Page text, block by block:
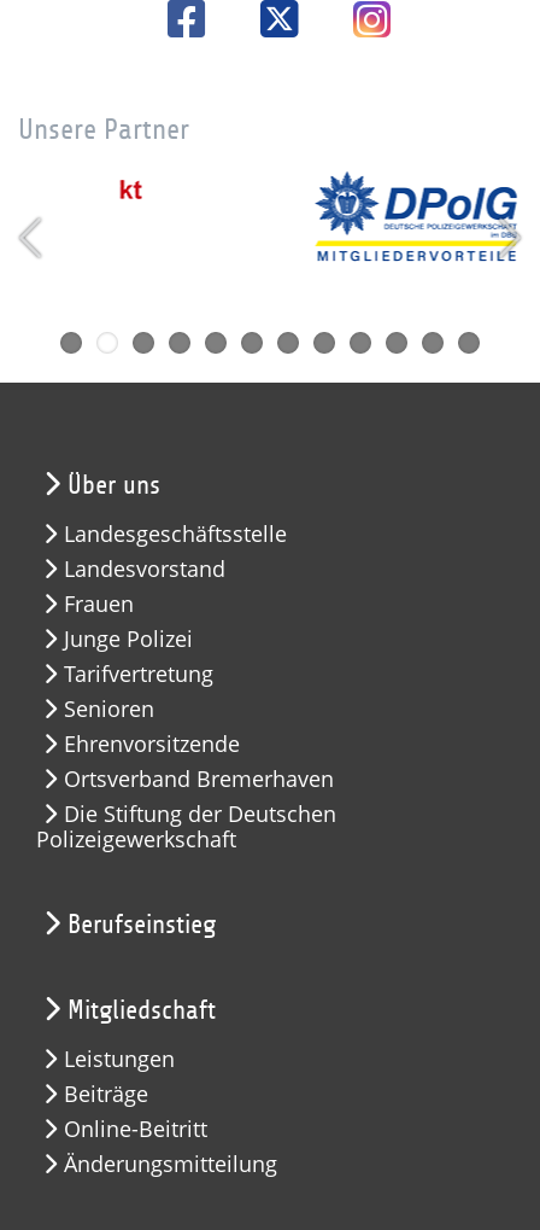
Unsere Partner
Über uns
Landesgeschäftsstelle
Landesvorstand
Frauen
Junge Polizei
Tarifvertretung
Senioren
Ehrenvorsitzende
Ortsverband Bremerhaven
Die Stiftung der Deutschen
Polizeigewerkschaft
Berufseinstieg
Mitgliedschaft
Leistungen
Beiträge
Online-Beitritt
Änderungsmitteilung